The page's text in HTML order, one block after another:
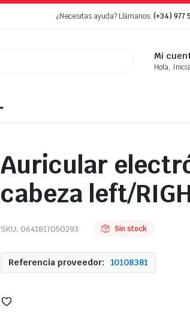
¿Necesitas ayuda? Llámanos:(+34) 977
Mi
Hola,
Auricular
cabeza left/
SKU: 0641817050293 Sin stock
Referencia proveedor: 10108381